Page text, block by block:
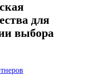
для
выбора